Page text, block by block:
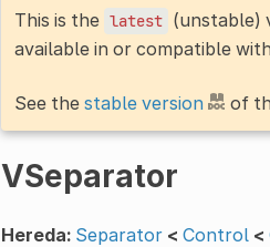
This is the latest (unstable)
available in or compatible
See the stable version of
VSeparator
Hereda: Separator < Control <